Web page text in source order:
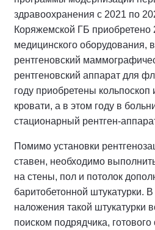
здравоохранения с 2021 по
Коряжемской ГБ приобретено
медицинского оборудования,
рентгеновский
рентгеновский аппарат для
году приобретены
кровати, а в этом году в
стационарный рентген-
Помимо установки
ставен, необходимо
на стены, пол и потолок
баритобетонной штукатурки.
наложения такой штукатурки
поиском подрядчика,